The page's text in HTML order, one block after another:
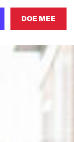
DOE MEE